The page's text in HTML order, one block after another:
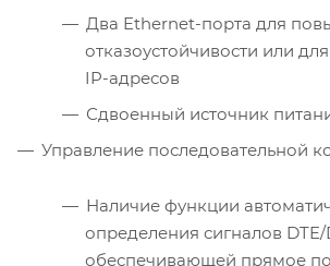
Два Ethernet-порта для
отказоустойчивости или
IP-адресов
Сдвоенный источник
Управление последовательной
Наличие функции
определения сигналов DTE/
обеспечивающей прямое